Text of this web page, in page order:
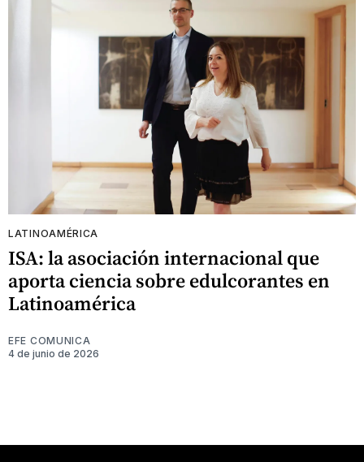
LATINOAMÉRICA
ISA: la asociación internacional que
aporta ciencia sobre edulcorantes en
Latinoamérica
EFE COMUNICA
4 de junio de 2026